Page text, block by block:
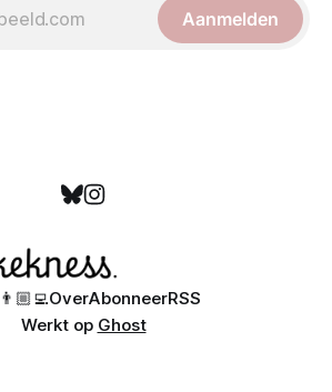
Aanmelden
👨🏼‍💻OverAbonneerRSS
Werkt op Ghost